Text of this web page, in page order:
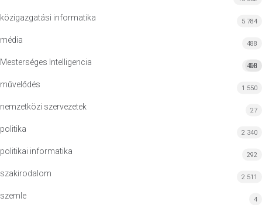
közigazgatási informatika 5 784
média 488
Mesterséges Intelligencia MI
428
művelődés 1 550
nemzetközi szervezetek 27
politika 2 340
politikai informatika 292
szakirodalom 2 511
szemle 4